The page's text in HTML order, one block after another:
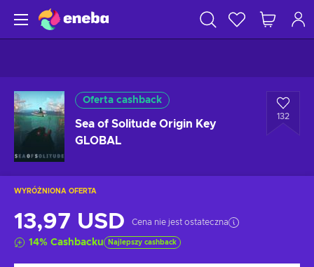
Oferta cashback
Sea of Solitude Origin Key
GLOBAL
132
WYRÓŻNIONA OFERTA
13,97 USD Cena nie jest ostateczna
14% Cashbacku Najlepszy cashback